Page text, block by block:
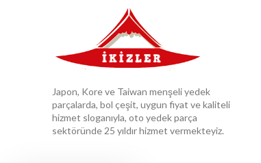
Japon, Kore ve Taiwan menşeli yedek
parçalarda, bol çeşit, uygun fiyat ve kaliteli
hizmet sloganıyla, oto yedek parça
sektöründe 25 yıldır hizmet vermekteyiz.